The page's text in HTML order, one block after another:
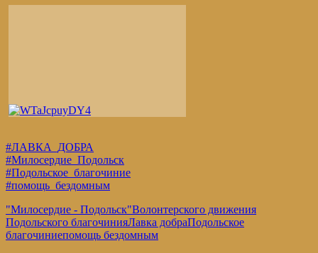
#ЛАВКА_ДОБРА
#Милосердие_Подольск
#Подольское_благочиние
#помощь_бездомным
"Милосердие - Подольск"Волонтерского движения
Подольского благочинияЛавка добраПодольское
благочиниепомощь бездомным